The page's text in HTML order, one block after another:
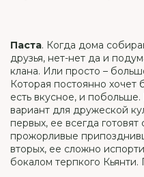
Паста. Когда дома
друзья, нет-нет да и
клана. Или просто –
Которая постоянно хочет
есть вкусное, и
вариант для дружеской
первых, ее всегда
прожорливые
вторых, ее сложно
бокалом терпкого Кьянти.